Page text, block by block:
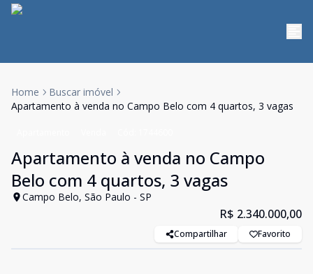
Home
Buscar imóvel
Apartamento à venda no Campo Belo com 4 quartos, 3 vagas
Apartamento à venda no Campo
Belo com 4 quartos, 3 vagas
Campo Belo, São Paulo - SP
R$ 2.340.000,00
Compartilhar Favorito